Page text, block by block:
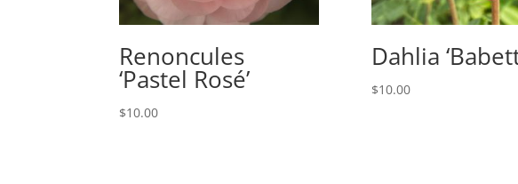
Renoncules
‘Pastel Rosé’
$10.00
Dahlia
$10.00